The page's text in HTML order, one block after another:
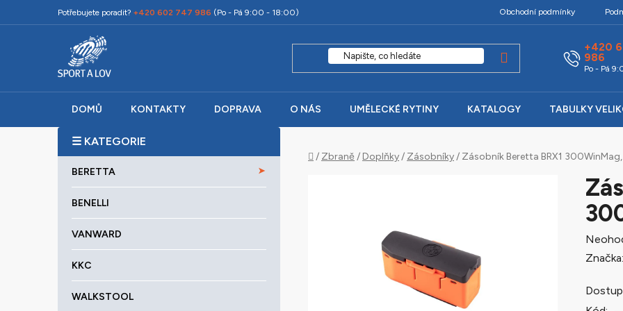
na
Potřebujete poradit? +420 602 747 986 (Po - Pá 9:00 - 18:00) Obchodní podmínky
+420
986
Po - Pá
DOMŮ KONTAKTY DOPRAVA O NÁS UMĚLECKÉ RYTINY KATALOGY TABULKY
P
o
kategorie
BERETTA
BENELLI
VANWARD
KKC
WALKSTOOL
Domů
/ Zbraně / Doplňky/ Zásobníky/ Zásobník Beretta BRX1
je
Značka: